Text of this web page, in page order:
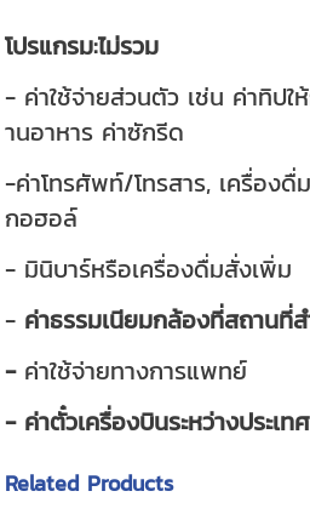
โปรแกรม:ไม่รวม
- ค่าใช้จ่ายส่วนตัว เช่น ค่าทิป
านอาหาร ค่าซักรีด
-ค่าโทรศัพท์/โทรสาร, เครื่อง
กอฮอล์
- มินิบาร์หรือเครื่องดื่มสั่งเพิ่ม
- ค่าธรรมเนียมกล้องที่สถานที่
-ค่าใช้จ่ายทางการแพทย์
- ค่าตั๋วเครื่องบินระหว่างประเท
Related Products